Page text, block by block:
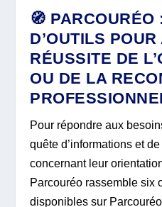
🧭 PARCOURÉO
D’OUTILS
RÉUSSITE DE
OU DE LA
Pour répondre aux
quête d’informations et
concernant leur
Parcouréo rassemble six
disponibles sur